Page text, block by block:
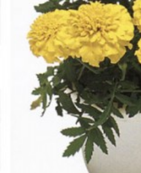
6 채송화
7 시계초
플록스
9 리갈
10 장미